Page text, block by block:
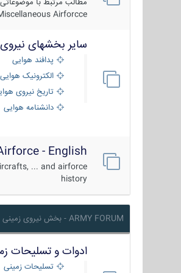
Airforcce
سایر بخشهای
پدافند هوایی
الکترونیک هوایی
تاریخ نیروی
دانشنامه هوایی
- English
... and airforce
history
ARMY FORUM - بخش نیروی زمینی
ادوات و تسلیحات
تسلیحات زمینی